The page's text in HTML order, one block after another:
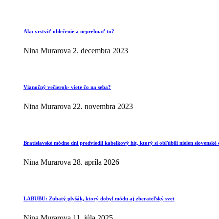
Ako vrstviť oblečenie a neprehnať to?
Nina Murarova 2. decembra 2023
Vianočný večierok- viete čo na seba?
Nina Murarova 22. novembra 2023
Bratislavské módne dni predviedli kabelkový hit, ktorý si obľúbili nielen slovenské
Nina Murarova 28. apríla 2026
LABUBU: Zubatý plyšák, ktorý dobyl módu aj zberateľský svet